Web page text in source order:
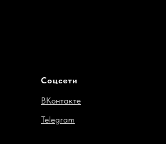
Соцсети
ВКонтакте
Telegram